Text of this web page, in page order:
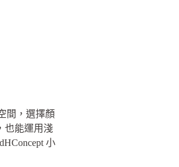
間，選擇顏
也能運用淺
小